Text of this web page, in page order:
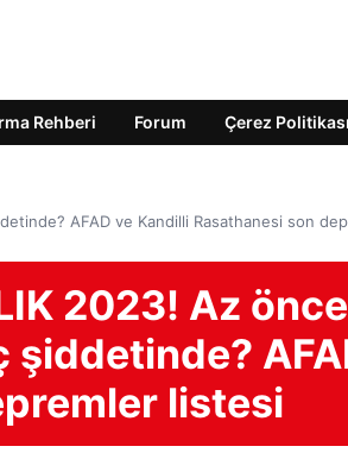
Rehberi Forum Çerez Politikası
AFAD ve Kandilli Rasathanesi son
2023! Az önce
şiddetinde?
listesi